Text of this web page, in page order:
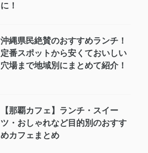
に！
沖縄県民絶賛のおすすめランチ！
定番スポットから安くておいしい
穴場まで地域別にまとめて紹介！
【那覇カフェ】ランチ・スイー
ツ・おしゃれなど目的別のおすす
めカフェまとめ